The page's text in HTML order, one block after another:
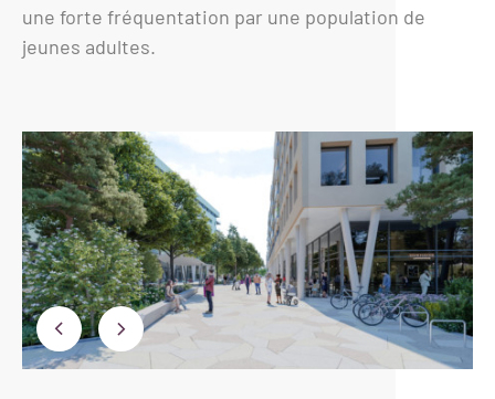
une forte fréquentation par une population de
jeunes adultes.